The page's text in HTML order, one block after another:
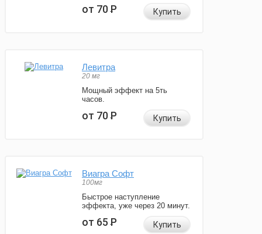
от 70Р Купить
Левитра
20 мг
Мощный эффект на 5ть
часов.
от 70Р Купить
Виагра Софт
100мг
Быстрое наступление
эффекта, уже через 20 минут.
от 65Р Купить